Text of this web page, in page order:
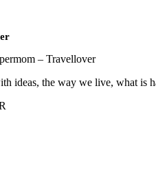
ideas, the way we live, what is